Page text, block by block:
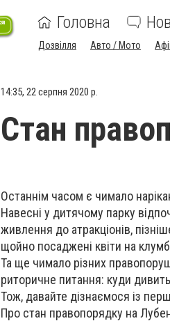
Головна
Дозвілля Авто / Мото
14:35, 22 серпня 2020 р.
Стан
Останнім часом є чимало
Навесні у дитячому парку
живлення до атракціонів,
щойно посаджені квіти на
Та ще чимало різних
риторичне питання: куди
Тож, давайте дізнаємося із
Про стан правопорядку на